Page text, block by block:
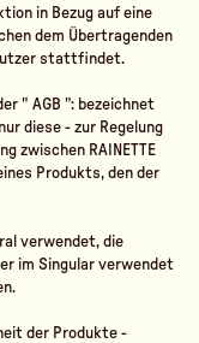
in Bezug auf eine
dem Übertragenden
stattfindet.
" AGB ": bezeichnet
diese - zur Regelung
zwischen RAINETTE
Produkts, den der
verwendet, die
im Singular verwendet
der Produkte -